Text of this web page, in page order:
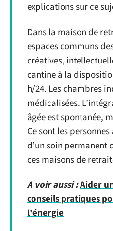
explications sur ce
Dans la maison de
espaces communs
créatives,
cantine à la
h/24. Les chambres
médicalisées.
âgée est spontanée,
Ce sont les
d’un soin permanent
ces maisons de
A voir aussi :Aider
conseils pratiques
l'énergie